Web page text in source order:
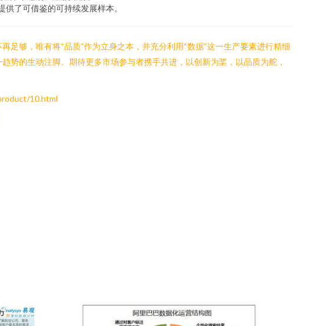
了可借鉴的可持续发展样本。
够，唯有将“品质”作为立身之本，并充分利用“数据”这一生产要素进行精细
势的生动注脚。期待更多市场参与者携手共进，以创新为桨，以品质为舵，
10.html